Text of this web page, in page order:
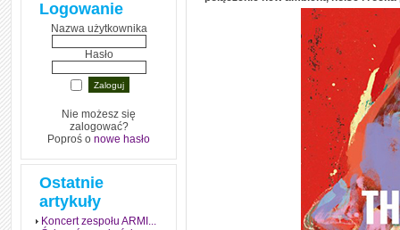
Logowanie
Nazwa użytkownika
Hasło
Nie możesz się
zalogować?
Poproś o nowe hasło
Ostatnie
artykuły
Koncert zespołu ARMI...